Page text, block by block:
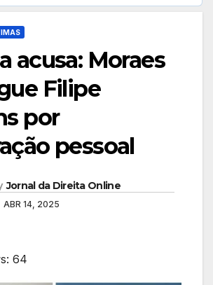
acusa: Moraes
Filipe
por
pessoal
Jornal da Direita Online
ABR 14, 2025
64